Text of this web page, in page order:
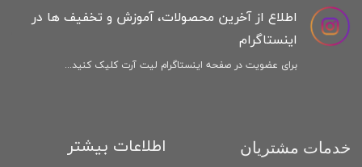
خدمات مشتریان اطلاعات بیشتر
اطلاع از آخرین محصولات، آموزش و تخفیف ها در
اینستاگرام
برای عضویت در صفحه اینستاگرام لیت آرت کلیک کنید...